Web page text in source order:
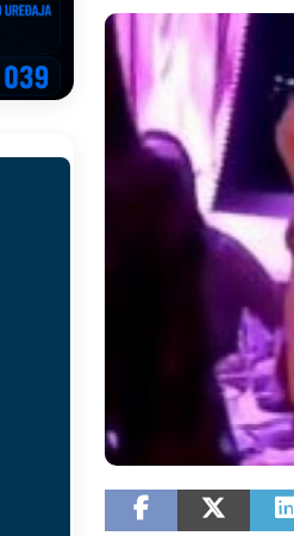
žao! REPUBLIKA SRPSKA
u sukobu, pogotovo nisu zbog Eleka
i sve im prepustimo, ostaće nam samo
svi računi REPUBLIKA SRPSKA
gradonačelnik Splita, Željko Kerum